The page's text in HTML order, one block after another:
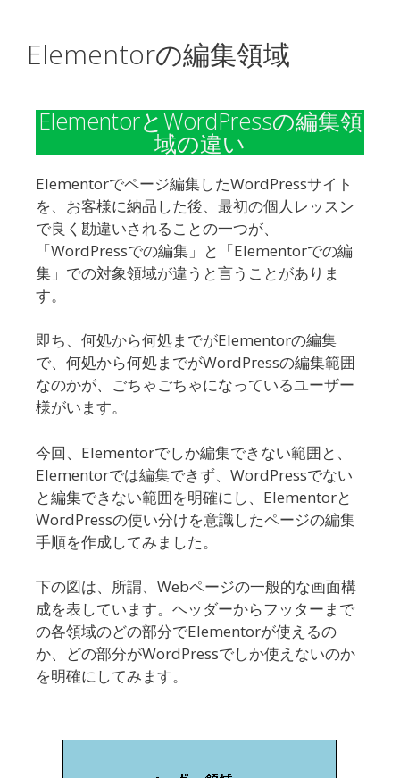
Elementorの編集領域
ElementorとWordPressの編集領
域の違い
Elementorでページ編集したWordPressサイト
を、お客様に納品した後、最初の個人レッスン
で良く勘違いされることの一つが、
「WordPressでの編集」と「Elementorでの編
集」での対象領域が違うと言うことがありま
す。
即ち、何処から何処までがElementorの編集
で、何処から何処までがWordPressの編集範囲
なのかが、ごちゃごちゃになっているユーザー
様がいます。
今回、Elementorでしか編集できない範囲と、
Elementorでは編集できず、WordPressでない
と編集できない範囲を明確にし、Elementorと
WordPressの使い分けを意識したページの編集
手順を作成してみました。
下の図は、所謂、Webページの一般的な画面構
成を表しています。ヘッダーからフッターまで
の各領域のどの部分でElementorが使えるの
か、どの部分がWordPressでしか使えないのか
を明確にしてみます。